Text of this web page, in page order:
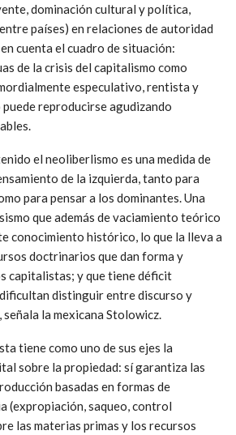
dominación cultural y política,
países) en relaciones de autoridad
cuenta el cuadro de situación:
de la crisis del capitalismo como
especulativo, rentista y
reproducirse agudizando
el neoliberlismo es una medida de
de la izquierda, tanto para
para pensar a los dominantes. Una
que además de vaciamiento teórico
conocimiento histórico, lo que la lleva a
doctrinarios que dan forma y
capitalistas; y que tiene déficit
distinguir entre discurso y
la mexicana Stolowicz.
tiene como uno de sus ejes la
sobre la propiedad: sí garantiza las
basadas en formas de
(expropiación, saqueo, control
las materias primas y los recursos